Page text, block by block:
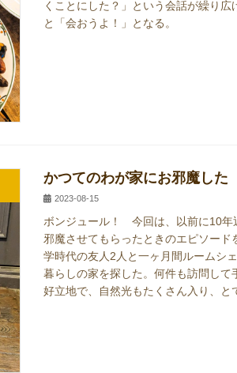
くことにした？」という会話が繰り
と「会おうよ！」となる。
かつてのわが家にお邪魔した
2023-08-15
ボンジュール！ 今回は、以前に10年
邪魔させてもらったときのエピソード
学時代の友人2人と一ヶ月間ルームシ
暮らしの家を探した。何件も訪問して
好立地で、自然光もたくさん入り、と